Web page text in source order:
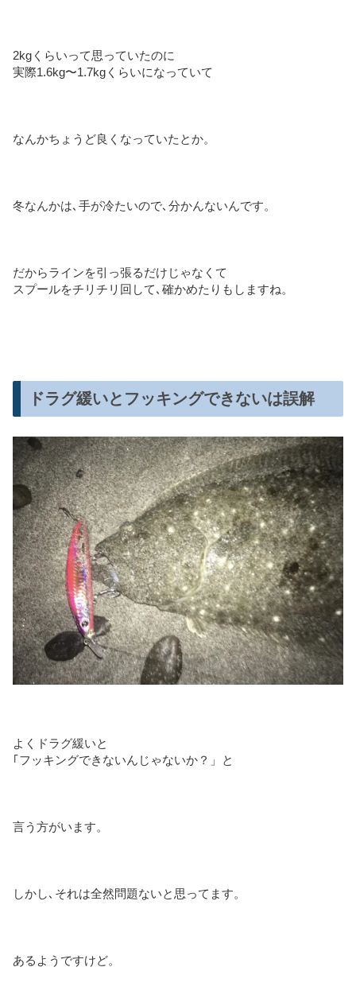
2kgくらいって思っていたのに
実際1.6kg〜1.7kgくらいになっていて
なんかちょうど良くなっていたとか。
冬なんかは､手が冷たいので､分かんないんです。
だからラインを引っ張るだけじゃなくて
スプールをチリチリ回して､確かめたりもしますね。
ドラグ緩いとフッキングできないは誤解
よくドラグ緩いと
｢フッキングできないんじゃないか？」と
言う方がいます。
しかし､それは全然問題ないと思ってます。
あるようですけど。